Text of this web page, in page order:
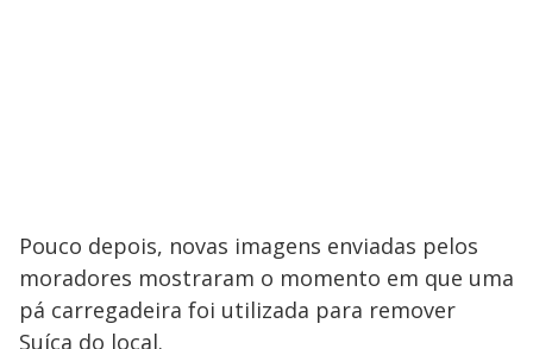
Pouco depois, novas imagens enviadas pelos
moradores mostraram o momento em que uma
pá carregadeira foi utilizada para remover
Suíça do local.